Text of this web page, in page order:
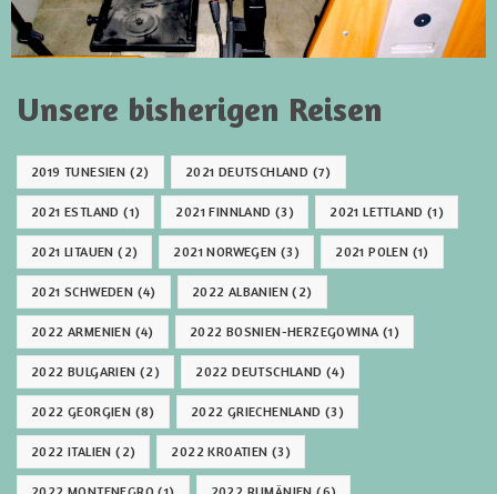
Unsere bisherigen Reisen
2019 TUNESIEN (2) 2021 DEUTSCHLAND (7)
2021 ESTLAND (1) 2021 FINNLAND (3) 2021 LETTLAND (1)
2021 LITAUEN (2) 2021 NORWEGEN (3) 2021 POLEN (1)
2021 SCHWEDEN (4) 2022 ALBANIEN (2)
2022 ARMENIEN (4) 2022 BOSNIEN-HERZEGOWINA(1)
2022 BULGARIEN (2) 2022 DEUTSCHLAND (4)
2022 GEORGIEN (8) 2022 GRIECHENLAND (3)
2022 ITALIEN (2) 2022 KROATIEN (3)